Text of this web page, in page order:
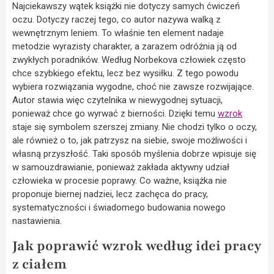
Najciekawszy wątek książki nie dotyczy samych ćwiczeń
oczu. Dotyczy raczej tego, co autor nazywa walką z
wewnętrznym leniem. To właśnie ten element nadaje
metodzie wyrazisty charakter, a zarazem odróżnia ją od
zwykłych poradników. Według Norbekova człowiek często
chce szybkiego efektu, lecz bez wysiłku. Z tego powodu
wybiera rozwiązania wygodne, choć nie zawsze rozwijające.
Autor stawia więc czytelnika w niewygodnej sytuacji,
ponieważ chce go wyrwać z bierności. Dzięki temu wzrok
staje się symbolem szerszej zmiany. Nie chodzi tylko o oczy,
ale również o to, jak patrzysz na siebie, swoje możliwości i
własną przyszłość. Taki sposób myślenia dobrze wpisuje się
w samouzdrawianie, ponieważ zakłada aktywny udział
człowieka w procesie poprawy. Co ważne, książka nie
proponuje biernej nadziei, lecz zachęca do pracy,
systematyczności i świadomego budowania nowego
nastawienia.
Jak poprawić wzrok według idei pracy
z ciałem